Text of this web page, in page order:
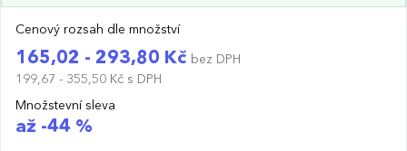
Cenový rozsah dle množství
165,02 - 293,80 Kč bez DPH
199,67 - 355,50 Kč s DPH
Množstevní sleva
až -44 %